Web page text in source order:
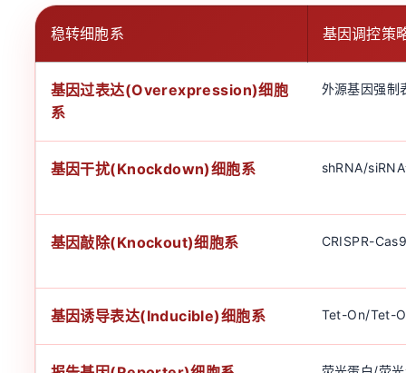
稳转细胞系 基因调控策
基因过表达(Overexpression)细胞
系
外源基因强制
基因干扰(Knockdown)细胞系 shRNA/
基因敲除(Knockout)细胞系 CRISPR-
基因诱导表达(Inducible)细胞系 Tet-On/Tet-